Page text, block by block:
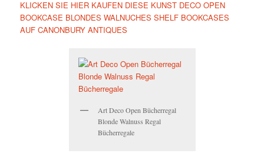
KLICKEN SIE HIER KAUFEN DIESE KUNST DECO OPEN
BOOKCASE BLONDES WALNUCHES SHELF BOOKCASES
AUF CANONBURY ANTIQUES
Art Deco Open Bücherregal
Blonde Walnuss Regal
Bücherregale